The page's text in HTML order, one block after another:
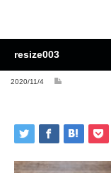
resize003
2020/11/4